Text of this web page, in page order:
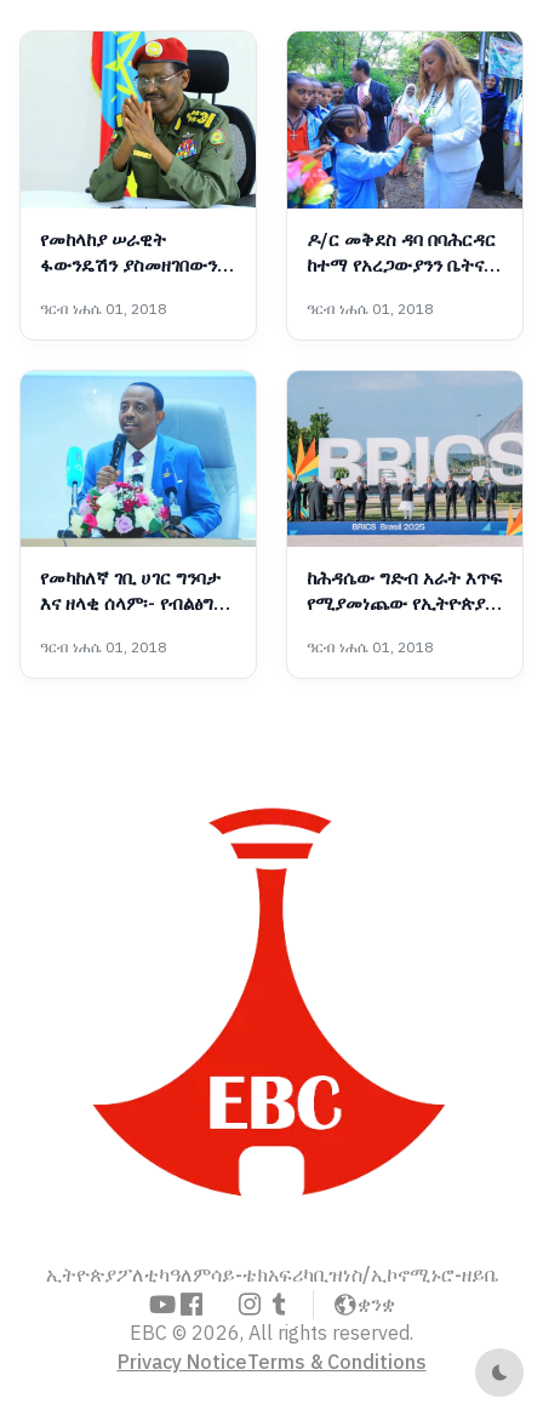
የመከላከያ ሠራዊት
ፋውንዴሽን ያስመዘገበውን
ፊልድ ማርሻል ብርሃኑ ጁላ
ዓርብ ነሐሴ 01, 2018
ዶ/ር መቅደስ ዳባ በባሕርዳር
ከተማ የአረጋውያንን ቤትና
አስጀመሩ
ዓርብ ነሐሴ 01, 2018
የመካከለኛ ገቢ ሀገር ግንባታ
እና ዘላቂ ሰላም፡- የብልፅግና
ዓመታት ስትራቴጂካዊ
አቅጣጫዎች
ዓርብ ነሐሴ 01, 2018
ከሕዳሴው ግድብ አራት እጥፍ
የሚያመነጨው የኢትዮጵያ
ዓርብ ነሐሴ 01, 2018
ኢትዮጵያፖለቲካዓለምሳይ-ቴክአፍሪካቢዝነስ/ኢኮኖሚኑሮ-ዘይቤ
ቋንቋ
EBC © 2026, All rights reserved.
Privacy NoticeTerms & Conditions